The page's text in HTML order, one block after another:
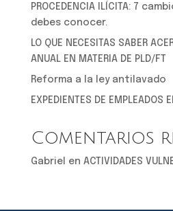
PROCEDENCIA ILÍCITA: 7
debes conocer.
LO QUE NECESITAS SABER
ANUAL EN MATERIA DE PLD/FT
Reforma a la ley antilavado
EXPEDIENTES DE EMPLEADOS
Comentarios
Gabriel en ACTIVIDADES